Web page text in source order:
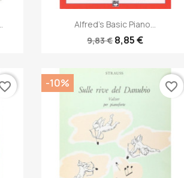
Anteprima
Alfred's Basic Piano...
9,83 €8,85 €
-10% favorite_border